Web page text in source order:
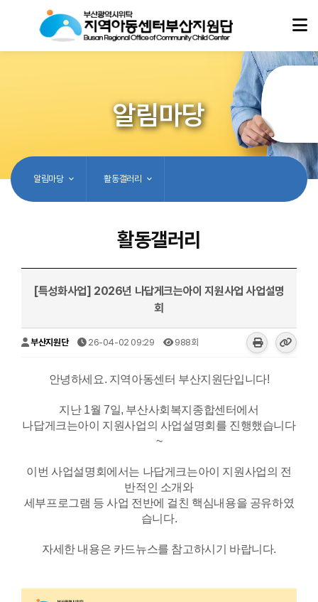
알림마당
알림마당 활동갤러리
활동갤러리
[특성화사업] 2026년 나답게크는아이 지원사업 사업설명
회
부산지원단 26-04-02 09:29 988회
안녕하세요. 지역아동센터 부산지원단입니다!
지난 1월 7일, 부산사회복지종합센터에서
나답게크는아이 지원사업의 사업설명회를 진행했습니다
~
이번 사업설명회에서는 나답게크는아이 지원사업의 전
반적인 소개와
세부프로그램 등 사업 전반에 걸친 핵심내용을 공유하였
습니다.
자세한 내용은 카드뉴스를 참고하시기 바랍니다.